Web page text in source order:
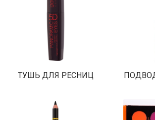
ТУШЬ ДЛЯ РЕСНИЦ